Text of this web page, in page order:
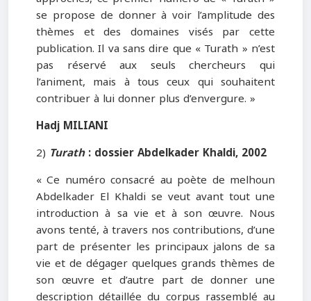
se propose de donner à voir l’amplitude des
thèmes et des domaines visés par cette
publication. Il va sans dire que « Turath » n’est
pas réservé aux seuls chercheurs qui
l’animent, mais à tous ceux qui souhaitent
contribuer à lui donner plus d’envergure. »
Hadj MILIANI
2) Turath: dossier Abdelkader Khaldi, 2002
« Ce numéro consacré au poète de melhoun
Abdelkader El Khaldi se veut avant tout une
introduction à sa vie et à son œuvre. Nous
avons tenté, à travers nos contributions, d’une
part de présenter les principaux jalons de sa
vie et de dégager quelques grands thèmes de
son œuvre et d’autre part de donner une
description détaillée du corpus rassemblé au